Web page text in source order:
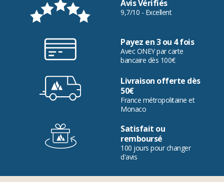
Avis Vérifiés
9,7/10 - Excellent
Payez en 3 ou 4 fois
Avec ONEY par carte
bancaire dès 100€
Livraison offerte dès
50€
France métropolitaine et
Monaco
Satisfait ou
remboursé
100 jours pour changer
d'avis